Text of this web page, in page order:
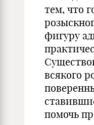
тем, что
фигуру
всякого
помочь